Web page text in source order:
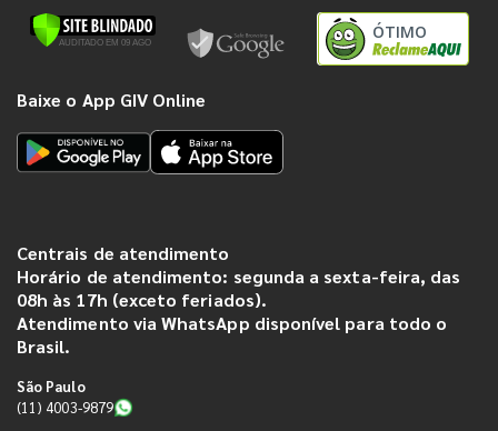
ÓTIMO
Baixe o App GIV Online
Centrais de atendimento
Horário de atendimento: segunda a sexta-feira, das
08h às 17h (exceto feriados).
Atendimento via WhatsApp disponível para todo o
Brasil.
São Paulo
(11) 4003-9879